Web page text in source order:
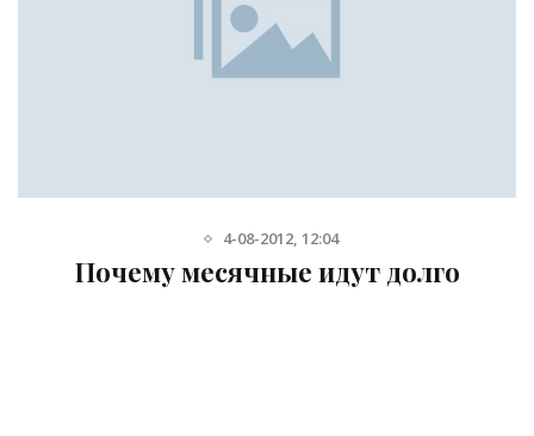
4-08-2012, 12:04
Почему месячные идут долго